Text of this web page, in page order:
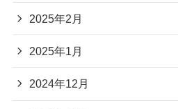
2025年2月
2025年1月
2024年12月